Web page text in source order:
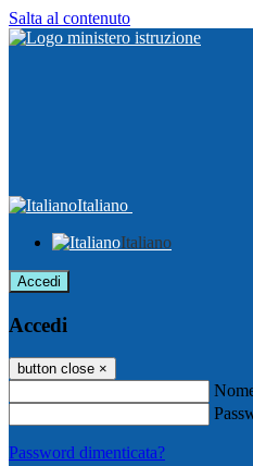
Salta al contenuto
Italiano
Italiano
Accedi
Accedi
button close ×
Password dimenticata?